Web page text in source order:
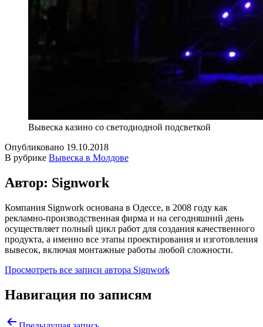
Вывеска казино со светодиодной подсветкой
Опубликовано 19.10.2018
В рубрике Вывеска в Молдове
Автор: Signwork
Компания Signwork основана в Одессе, в 2008 году как
рекламно-производственная фирма и на сегодняшний день
осуществляет полный цикл работ для создания качественного
продукта, а именно все этапы проектирования и изготовления
вывесок, включая монтажные работы любой сложности.
Просмотреть все записи автора Signwork
Навигация по записям